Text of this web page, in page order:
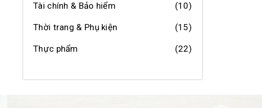
Tài chính & Bảo hiểm (10)
Thời trang & Phụ kiện (15)
Thực phẩm (22)